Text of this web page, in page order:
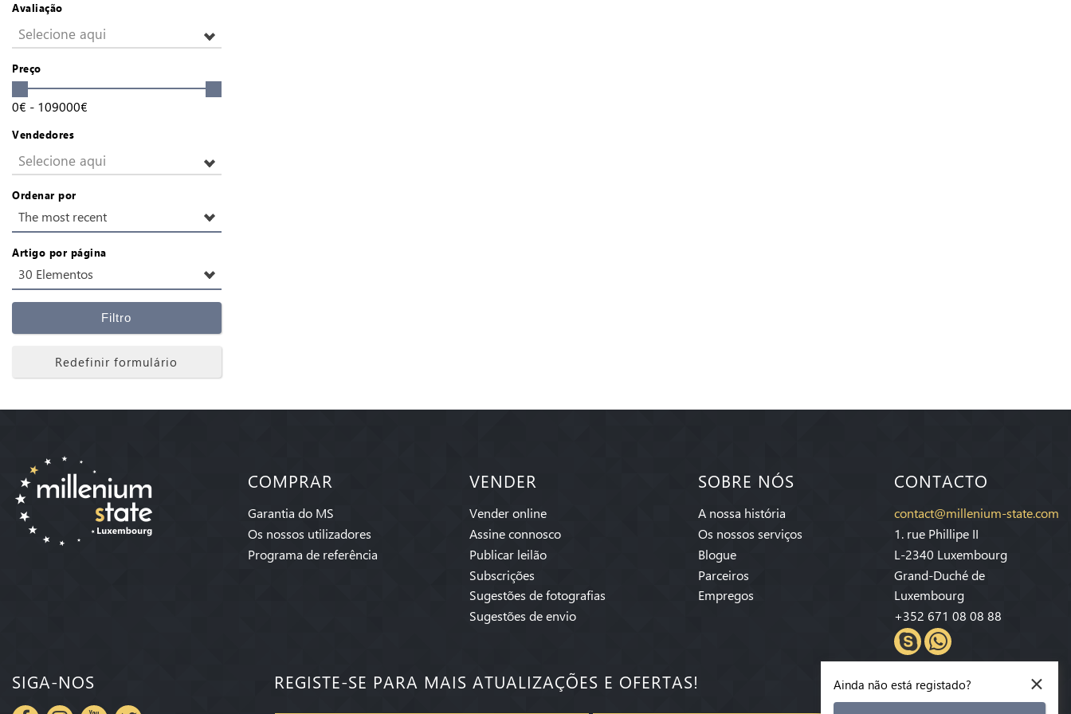
Avaliação
Selecione aqui
Preço
0€ - 109000€
Vendedores
Selecione aqui
Ordenar por
The most recent
Artigo por página
30 Elementos
Filtro
Redefinir formulário
COMPRAR
Garantia do MS
Os nossos utilizadores
Programa de referência
VENDER
Vender online
Assine connosco
Publicar leilão
Subscrições
Sugestões de fotografias
Sugestões de envio
SOBRE NÓS
A nossa história
Os nossos serviços
Blogue
Parceiros
Empregos
CONTACTO
contact@millenium-state.com
1. rue Phillipe II
L-2340 Luxembourg
Grand-Duché de
Luxembourg
+352 671 08 08 88
SIGA-NOS REGISTE-SE PARA MAIS ATUALIZAÇÕES E OFERTAS! ×
Ainda não está registado?